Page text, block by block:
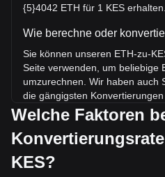
{5}4042 ETH für 1 KES erhalten.
Wie berechne oder
Sie können unseren ETH-zu-
Seite verwenden, um beliebige
umzurechnen. Wir haben auch
die gängigsten
entsprechen 5 KES 0.{4}2021
1,237,037.87KES kosten.
Was ist der höchste Kurs
Der bisherige Höchstkurs von 1
Welche Faktoren
KES?